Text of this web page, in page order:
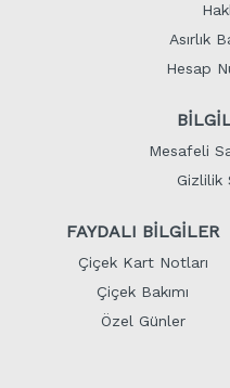
Asırlık
Hesap
Mesafeli
Gizlilik
FAYDALI BİLGİLER
Çiçek Kart Notları
Çiçek Bakımı
Özel Günler